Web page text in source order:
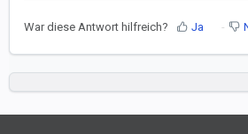
War diese Antwort hilfreich? Ja